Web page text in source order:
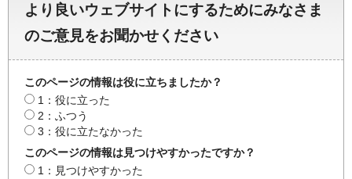
より良いウェブサイトにするためにみなさま
のご意見をお聞かせください
このページの情報は役に立ちましたか？
1：役に立った
2：ふつう
3：役に立たなかった
このページの情報は見つけやすかったですか？
1：見つけやすかった